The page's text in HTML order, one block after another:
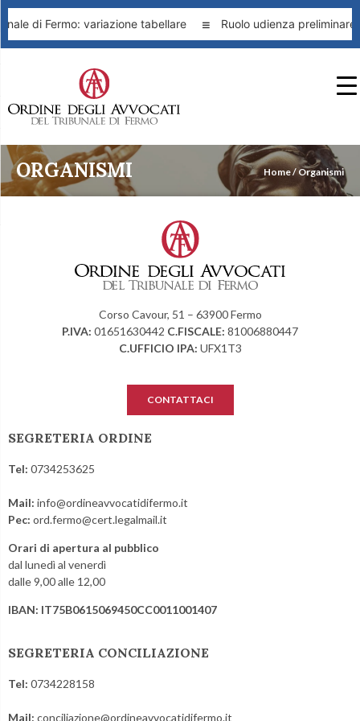
di Fermo: variazione tabellare Ruolo udienza
ORGANISMI Home/Organismi
Corso Cavour, 51 – 63900 Fermo
P.IVA: 01651630442 C.FISCALE: 81006880447
C.UFFICIO IPA: UFX1T3
CONTATTACI
SEGRETERIA ORDINE
Tel: 0734253625
Mail: info@ordineavvocatidifermo.it
Pec: ord.fermo@cert.legalmail.it
Orari di apertura al pubblico
dal lunedì al venerdì
dalle 9,00 alle 12,00
IBAN: IT75B0615069450CC0011001407
SEGRETERIA CONCILIAZIONE
Tel: 0734228158
Mail: conciliazione@ordineavvocatidifermo.it